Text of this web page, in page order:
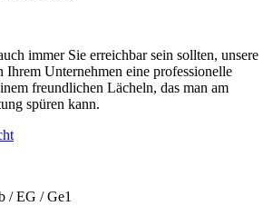
immer Sie erreichbar sein sollten, unsere
Ihrem Unternehmen eine professionelle
freundlichen Lächeln, das man am
spüren kann.
/ EG / Ge1